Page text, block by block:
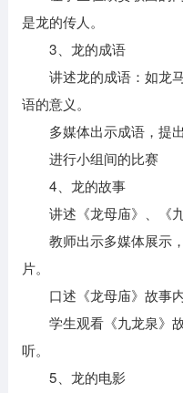
是龙的传人。
3、龙的成语
讲述龙的成语：如龙马
语的意义。
多媒体出示成语，提出
进行小组间的比赛
4、龙的故事
讲述《龙母庙》、《九
教师出示多媒体展示，
片。
口述《龙母庙》故事内
学生观看《九龙泉》故
听。
5、龙的电影